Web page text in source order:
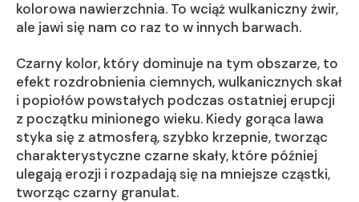
kolorowa nawierzchnia. To wciąż wulkaniczny żwir,
ale jawi się nam co raz to w innych barwach.
Czarny kolor, który dominuje na tym obszarze, to
efekt rozdrobnienia ciemnych, wulkanicznych skał
i popiołów powstałych podczas ostatniej erupcji
z początku minionego wieku. Kiedy gorąca lawa
styka się z atmosferą, szybko krzepnie, tworząc
charakterystyczne czarne skały, które później
ulegają erozji i rozpadają się na mniejsze cząstki,
tworząc czarny granulat.